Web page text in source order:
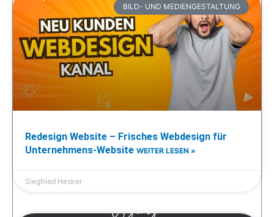
BILD- UND MEDIENGESTALTUNG
Redesign Website – Frisches Webdesign für
Unternehmens-Website WEITER LESEN »
Siegfried Hesker